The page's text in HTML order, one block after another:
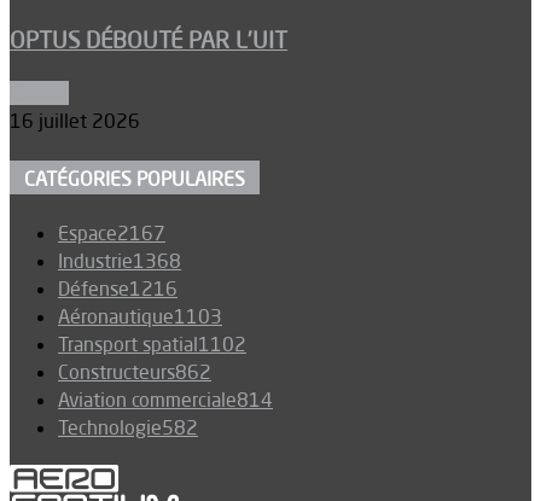
OPTUS DÉBOUTÉ PAR L’UIT
16 juillet 2026
CATÉGORIES POPULAIRES
Espace2167
Industrie1368
Défense1216
Aéronautique1103
Transport spatial1102
Constructeurs862
Aviation commerciale814
Technologie582